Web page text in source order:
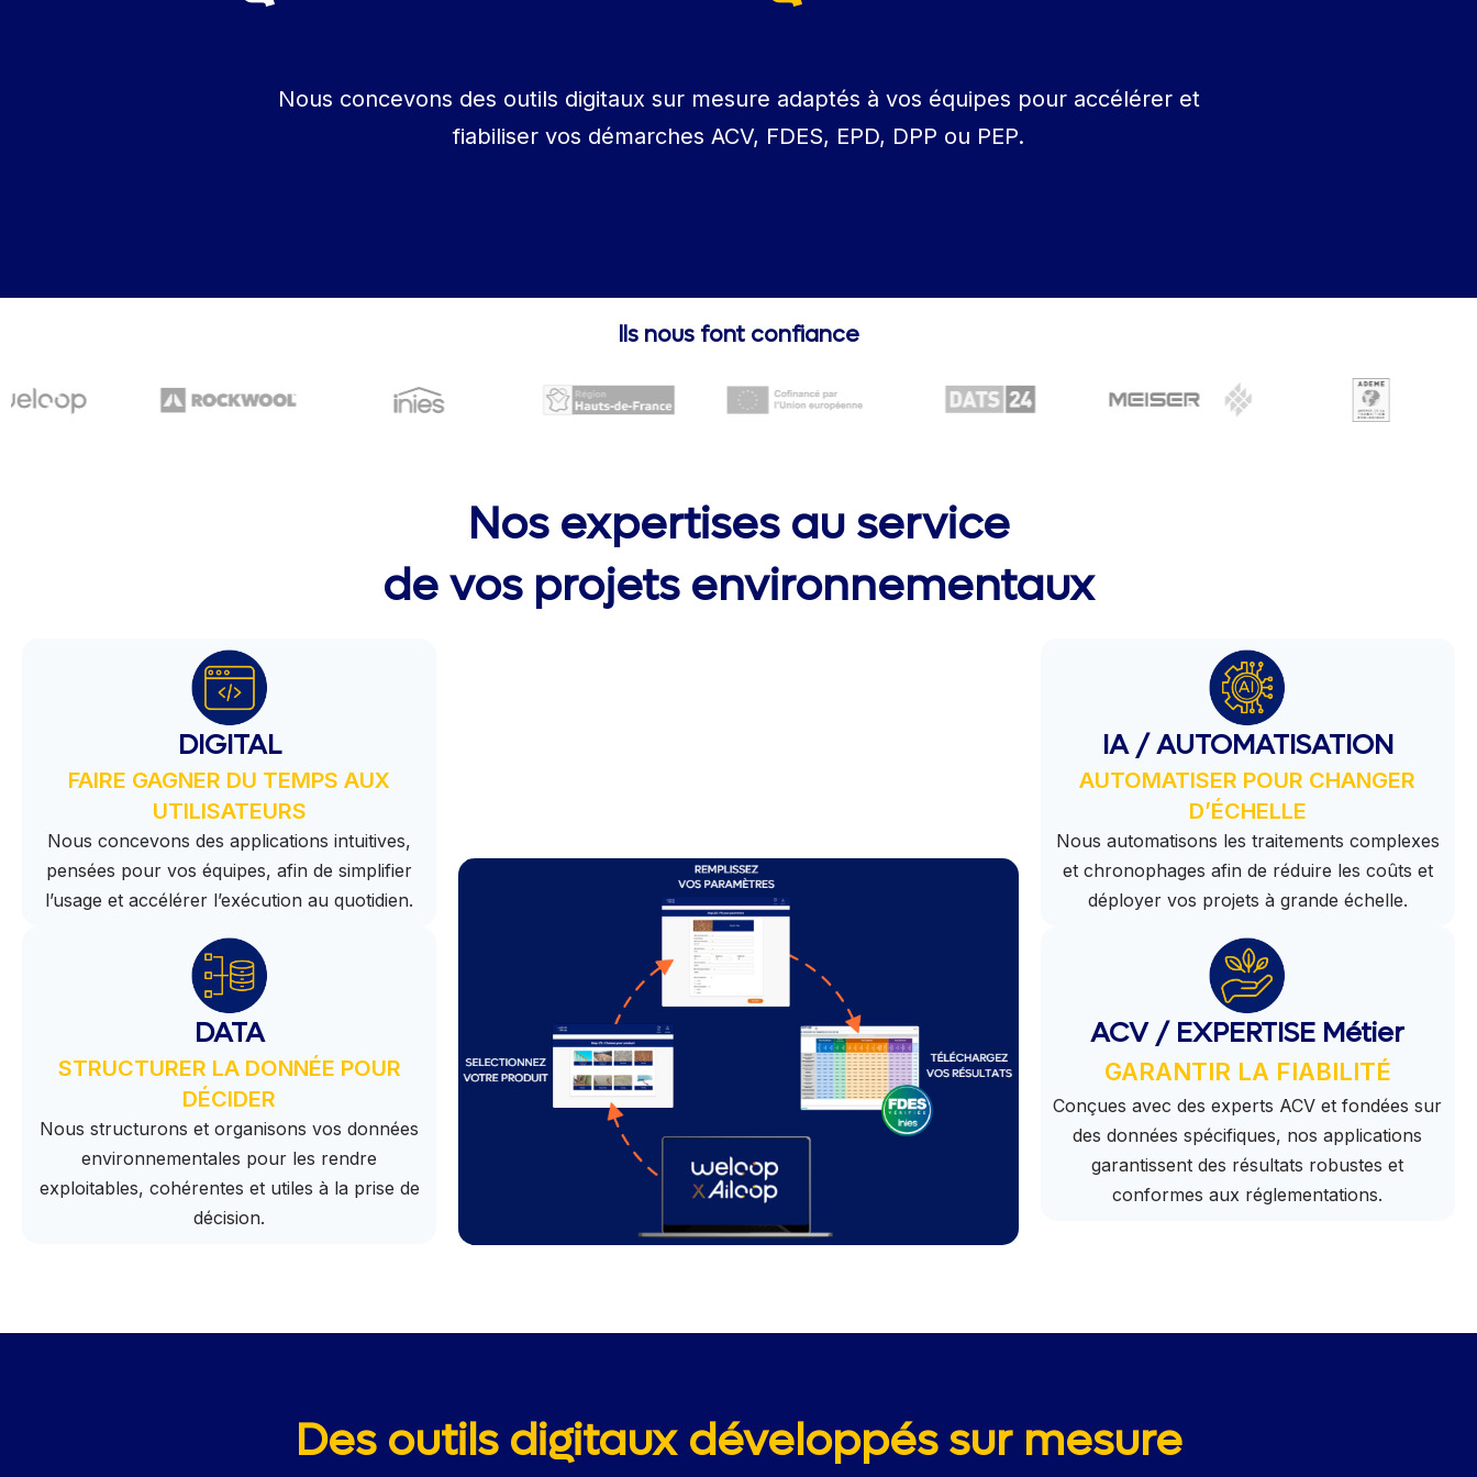
Nous concevons des outils digitaux sur mesure adaptés à vos équipes pour accélérer et
fiabiliser vos démarches ACV, FDES, EPD, DPP ou PEP.
Ils nous font confiance
Nos expertises au service
de vos projets environnementaux
DIGITAL
FAIRE GAGNER DU TEMPS AUX
UTILISATEURS
Nous concevons des applications intuitives,
pensées pour vos équipes, afin de simplifier
l’usage et accélérer l’exécution au quotidien.
DATA
STRUCTURER LA DONNÉE POUR
DÉCIDER
Nous structurons et organisons vos données
environnementales pour les rendre
exploitables, cohérentes et utiles à la prise de
décision.
IA / AUTOMATISATION
AUTOMATISER POUR CHANGER
D’ÉCHELLE
Nous automatisons les traitements complexes
et chronophages afin de réduire les coûts et
déployer vos projets à grande échelle.
ACV / EXPERTISE Métier
GARANTIR LA FIABILITÉ
Conçues avec des experts ACV et fondées sur
des données spécifiques, nos applications
garantissent des résultats robustes et
conformes aux réglementations.
Des outils digitaux développés sur mesure